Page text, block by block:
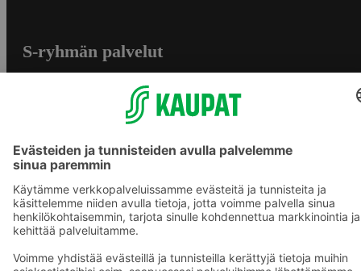
S-ryhmän palvelut
S-ostoslista -sovellus
Prisma.fi
Sokos.fi
S-Pankki
Yhteishyvä
Sokos Hotels
Raflaamo